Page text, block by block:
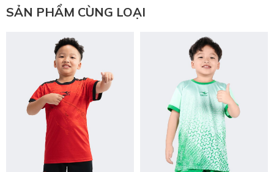
SẢN PHẨM CÙNG LOẠI